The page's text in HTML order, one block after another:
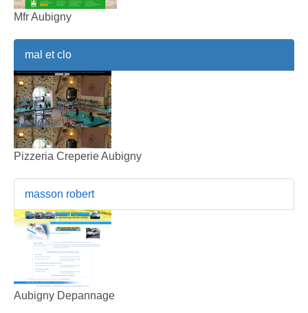
Mfr Aubigny
mal et clo
Pizzeria Creperie Aubigny
masson robert
Aubigny Depannage